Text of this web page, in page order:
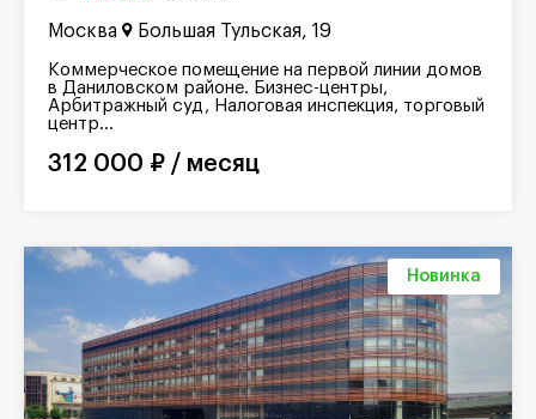
Москва Большая Тульская, 19
Коммерческое помещение на первой линии домов
в Даниловском районе. Бизнес-центры,
Арбитражный суд, Налоговая инспекция, торговый
центр...
312 000 ₽ / месяц
Новинка